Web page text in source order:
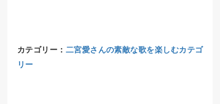
カテゴリー： 二宮愛さんの素敵な歌を楽しむカテゴ
リー